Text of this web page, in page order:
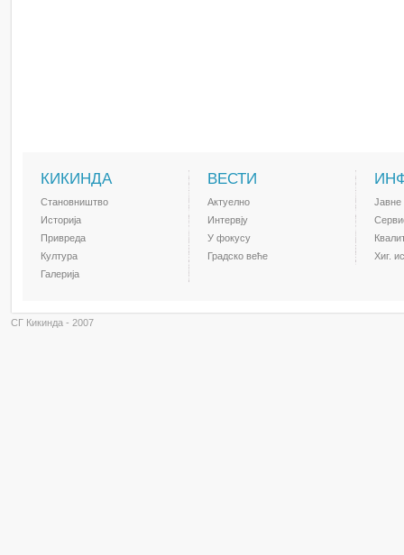
КИКИНДА
Становништво
Историја
Привреда
Култура
Галерија
ВЕСТИ
Актуелно
Интервју
У фокусу
Градско веће
Јавне
Хиг.
СГ Кикинда - 2007